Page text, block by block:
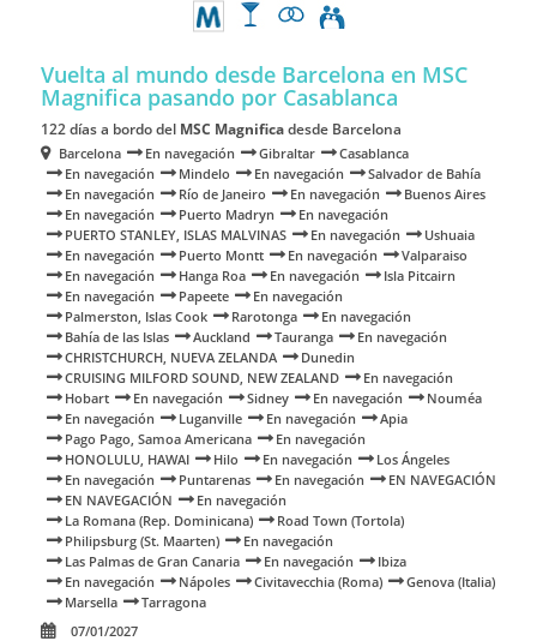
Vuelta al mundo desde Barcelona en MSC
Magnifica pasando por Casablanca
122 días a bordo del MSC Magnificadesde Barcelona
Barcelona En navegación Gibraltar
Casablanca
En navegación
Mindelo En navegación
Salvador de Bahía
En navegación
Río de Janeiro En navegación
Buenos Aires
En navegación
Puerto Madryn
En navegación
PUERTO STANLEY, ISLAS MALVINAS
En navegación
Ushuaia
En navegación
Puerto Montt En navegación
Valparaiso
En navegación
Hanga Roa En navegación
Isla Pitcairn
En navegación
Papeete
En navegación
Palmerston, Islas Cook
Rarotonga
En navegación
Bahía de las Islas
Auckland Tauranga
En navegación
CHRISTCHURCH, NUEVA ZELANDA
Dunedin
CRUISING MILFORD SOUND, NEW ZEALAND
En navegación
Hobart
En navegación Sidney En navegación
Nouméa
En navegación
Luganville En navegación
Apia
Pago Pago, Samoa Americana
En navegación
HONOLULU, HAWAI
Hilo En navegación
Los Ángeles
En navegación
Puntarenas En navegación
EN NAVEGACIÓN
EN NAVEGACIÓN
En navegación
La Romana (Rep. Dominicana)
Road Town (Tortola)
Philipsburg (St. Maarten)
En navegación
Las Palmas de Gran Canaria
En navegación
Ibiza
En navegación
Nápoles Civitavecchia (Roma)
Genova (Italia)
Marsella
Tarragona
07/01/2027